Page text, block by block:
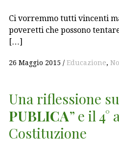
Ci vorremmo tutti vincenti
poveretti che possono
[…]
26 Maggio 2015 Educazione,
Una riflessione
PUBLICA” e il
Costituzione